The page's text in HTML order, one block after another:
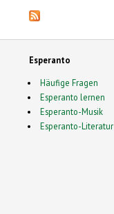
Esperanto
Häufige Fragen
Esperanto lernen
Esperanto-Musik
Esperanto-Literatur